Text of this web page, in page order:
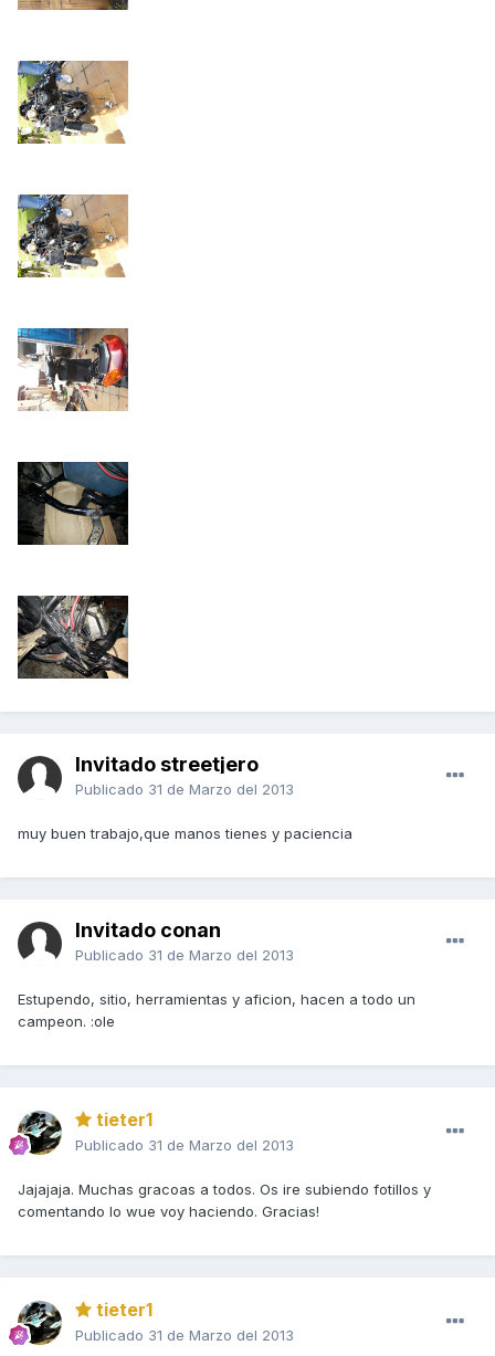
Invitado streetjero
Publicado 31 de Marzo del 2013
muy buen trabajo,que manos tienes y paciencia
Invitado conan
Publicado 31 de Marzo del 2013
Estupendo, sitio, herramientas y aficion, hacen a todo un
campeon. :ole
tieter1
Publicado 31 de Marzo del 2013
Jajajaja. Muchas gracoas a todos. Os ire subiendo fotillos y
comentando lo wue voy haciendo. Gracias!
tieter1
Publicado 31 de Marzo del 2013